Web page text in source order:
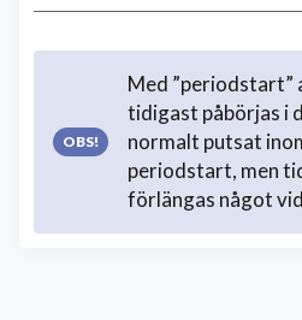
Med ”periodstart”
tidigast påbörjas i
normalt putsat
periodstart, men
förlängas något